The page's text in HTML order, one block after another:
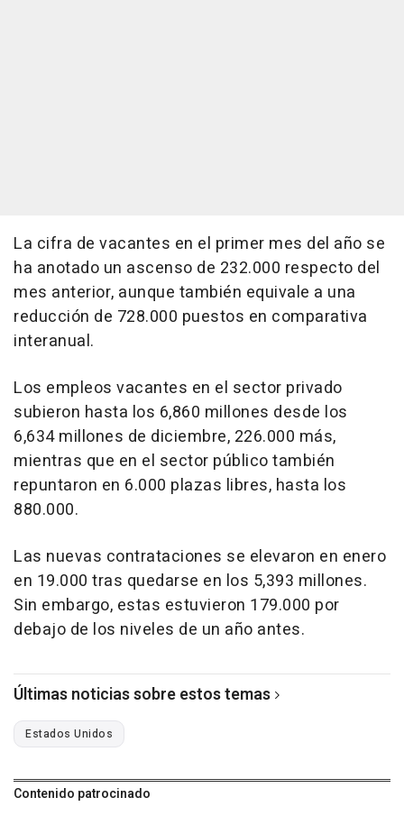
La cifra de vacantes en el primer mes del año se
ha anotado un ascenso de 232.000 respecto del
mes anterior, aunque también equivale a una
reducción de 728.000 puestos en comparativa
interanual.
Los empleos vacantes en el sector privado
subieron hasta los 6,860 millones desde los
6,634 millones de diciembre, 226.000 más,
mientras que en el sector público también
repuntaron en 6.000 plazas libres, hasta los
880.000.
Las nuevas contrataciones se elevaron en enero
en 19.000 tras quedarse en los 5,393 millones.
Sin embargo, estas estuvieron 179.000 por
debajo de los niveles de un año antes.
Últimas noticias sobre estos temas
Estados Unidos
Contenido patrocinado